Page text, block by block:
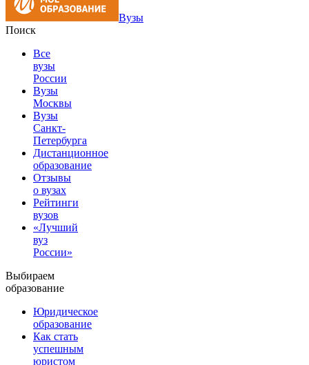
Вузы
Поиск
Все
вузы
России
Вузы
Москвы
Вузы
Санкт-
Петербурга
Дистанционное
образование
Отзывы
о вузах
Рейтинги
вузов
«Лучший
вуз
России»
Выбираем
образование
Юридическое
образование
Как стать
успешным
юристом